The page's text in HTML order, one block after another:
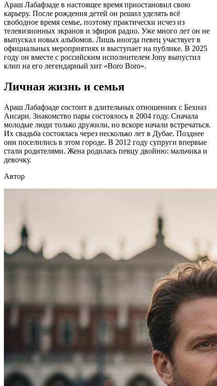
Араш Лабафзаде в настоящее время приостановил свою
карьеру. После рождения детей он решил уделять всё
свободное время семье, поэтому практически исчез из
телевизионных экранов и эфиров радио. Уже много лет он не
выпускал новых альбомов. Лишь иногда певец участвует в
официальных мероприятиях и выступает на публике. В 2025
году он вместе с российским исполнителем Jony выпустил
клип на его легендарный хит «Boro Boro».
Личная жизнь и семья
Араш Лабафзаде состоит в длительных отношениях с Бехназ
Ансари. Знакомство пары состоялось в 2004 году. Сначала
молодые люди только дружили, но вскоре начали встречаться.
Их свадьба состоялась через несколько лет в Дубае. Позднее
они поселились в этом городе. В 2012 году супруги впервые
стали родителями. Жена родилась певцу двойню: мальчика и
девочку.
Автор